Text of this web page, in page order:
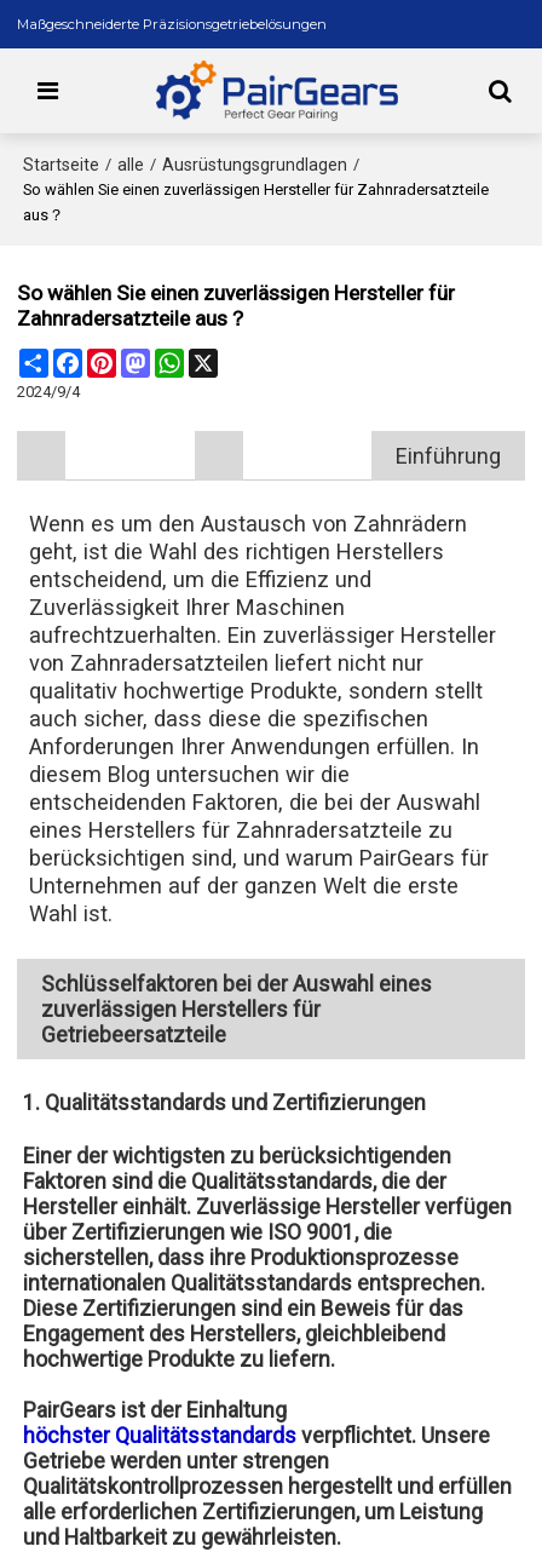
Maßgeschneiderte Präzisionsgetriebelösungen
Startseite / alle / Ausrüstungsgrundlagen /
So wählen Sie einen zuverlässigen Hersteller für Zahnradersatzteile
aus？
So wählen Sie einen zuverlässigen Hersteller für
Zahnradersatzteile aus？
Share FacebookPinterestMastodonWhatsApp
2024/9/4
Einführung
Wenn es um den Austausch von Zahnrädern
geht, ist die Wahl des richtigen Herstellers
entscheidend, um die Effizienz und
Zuverlässigkeit Ihrer Maschinen
aufrechtzuerhalten. Ein zuverlässiger Hersteller
von Zahnradersatzteilen liefert nicht nur
qualitativ hochwertige Produkte, sondern stellt
auch sicher, dass diese die spezifischen
Anforderungen Ihrer Anwendungen erfüllen. In
diesem Blog untersuchen wir die
entscheidenden Faktoren, die bei der Auswahl
eines Herstellers für Zahnradersatzteile zu
berücksichtigen sind, und warum PairGears für
Unternehmen auf der ganzen Welt die erste
Wahl ist.
Schlüsselfaktoren bei der Auswahl eines
zuverlässigen Herstellers für
Getriebeersatzteile
1. Qualitätsstandards und Zertifizierungen
Einer der wichtigsten zu berücksichtigenden
Faktoren sind die Qualitätsstandards, die der
Hersteller einhält. Zuverlässige Hersteller verfügen
über Zertifizierungen wie ISO 9001, die
sicherstellen, dass ihre Produktionsprozesse
internationalen Qualitätsstandards entsprechen.
Diese Zertifizierungen sind ein Beweis für das
Engagement des Herstellers, gleichbleibend
hochwertige Produkte zu liefern.
PairGears ist der Einhaltung
höchster Qualitätsstandardsverpflichtet. Unsere
Getriebe werden unter strengen
Qualitätskontrollprozessen hergestellt und erfüllen
alle erforderlichen Zertifizierungen, um Leistung
und Haltbarkeit zu gewährleisten.